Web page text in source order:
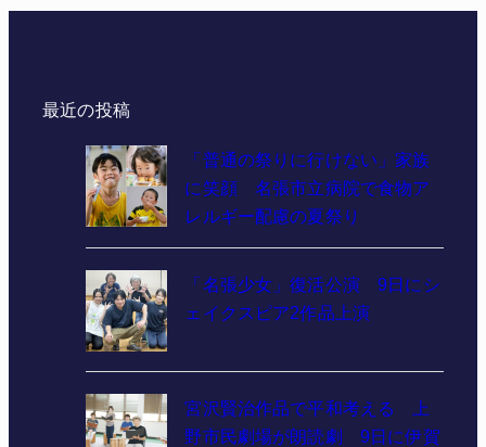
最近の投稿
「普通の祭りに行けない」家族
に笑顔 名張市立病院で食物ア
レルギー配慮の夏祭り
「名張少女」復活公演 9日にシ
ェイクスピア2作品上演
宮沢賢治作品で平和考える 上
野市民劇場が朗読劇 9日に伊賀